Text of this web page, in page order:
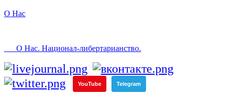
О Нас
О Нас. Национал-либертарианство.
YouTube Telegram